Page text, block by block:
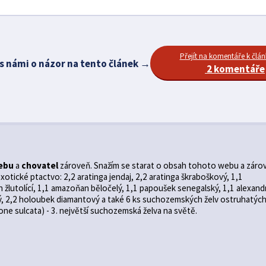
námi o názor na tento článek →
Přejít na komentáře k
2 komentáře
a chovatelzároveň. Snažím se starat o obsah tohoto webu a
ptactvo: 2,2 aratinga jendaj, 2,2 aratinga škraboškový, 1,1
žlutolící, 1,1 amazoňan běločelý, 1,1 papoušek senegalský, 1,1
2,2 holoubek diamantový a také 6 ks suchozemských želv ostruhatých
sulcata) - 3. největší suchozemská želva na světě.